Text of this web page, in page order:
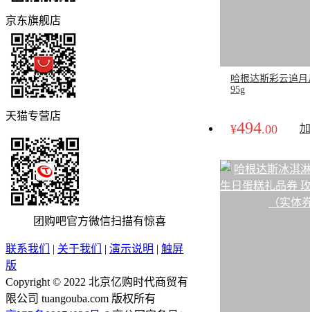
哈根达斯彩云追
95g
¥494.00
京东旗舰店
天猫专营店
团购吧官方微信扫描有惊喜
联系我们 | 关于我们 | 演示说明 | 触屏
版
Copyright © 2022 北京亿购时代商贸有
限公司 tuangouba.com 版权所有